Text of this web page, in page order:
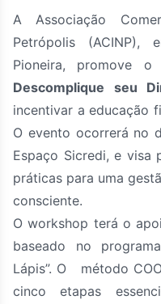
A Associação
Petrópolis
Pioneira, promove o
Descomplique seu
incentivar a educação
O evento ocorrerá no
Espaço Sicredi, e visa
práticas para uma
consciente.
O workshop terá o
baseado no
Lápis”. O método
cinco etapas